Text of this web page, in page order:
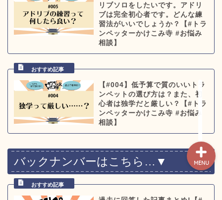
リブソロをしたいです。アドリ
ブは完全初心者です。どんな練
習法がいいでしょうか？【#トラ
ンペッターかけこみ寺 #お悩み
相談】
【#004】低予算で質のいいトラ
ンペットの選び方は？また、初
心者は独学だと厳しい？【#トラ
ンペッターかけこみ寺 #お悩み
相談】
バックナンバーはこちら…▼ MENU
トラ道通信 ┫
トランペッター名鑑 ┫
トランペットの練習法 ┫
お悩み相談回答┛